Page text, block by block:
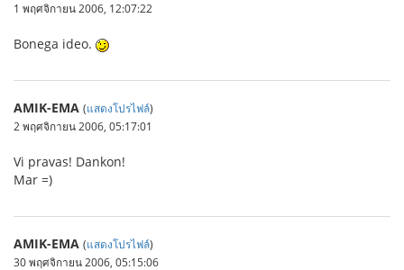
1 พฤศจิกายน 2006, 12:07:22
Bonega ideo.
AMIK-EMA (แสดงโปรไฟล์)
2 พฤศจิกายน 2006, 05:17:01
Vi pravas! Dankon!
Mar =)
AMIK-EMA (แสดงโปรไฟล์)
30 พฤศจิกายน 2006, 05:15:06